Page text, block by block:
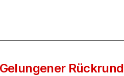
Gelungener